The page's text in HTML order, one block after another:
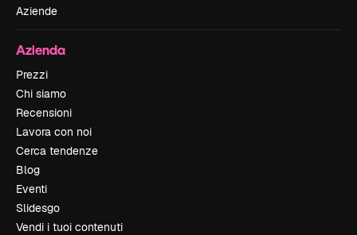
Aziende
Azienda
Prezzi
Chi siamo
Recensioni
Lavora con noi
Cerca tendenze
Blog
Eventi
Slidesgo
Vendi i tuoi contenuti